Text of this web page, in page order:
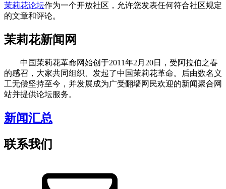
茉莉花论坛作为一个开放社区，允许您发表任何符合社区规定
的文章和评论。
茉莉花新闻网
中国茉莉花革命网始创于2011年2月20日，受阿拉伯之春
的感召，大家共同组织、发起了中国茉莉花革命。后由数名义
工无偿坚持至今，并发展成为广受翻墙网民欢迎的新闻聚合网
站并提供论坛服务。
新闻汇总
联系我们